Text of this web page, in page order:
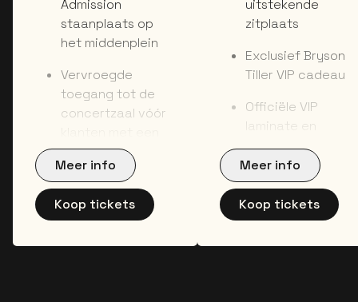
Admission
staanplaats op
het middenplein
Vervroegde
toegang tot de
concertzaal vóór
gewoon ticket
Exclusief Bryson
Tiller VIP cadeau
Meer info
Koop tickets
uitstekende
zitplaats
Exclusief Bryson
Tiller VIP cadeau
Officiële VIP
laminate en
lanyard
Medewerkers ter
plaatse &
ophaalpunt VIP
Meer info
Koop tickets